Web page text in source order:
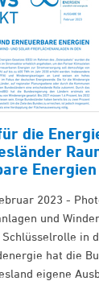
die
2023 -
und
in
hat die
eigene